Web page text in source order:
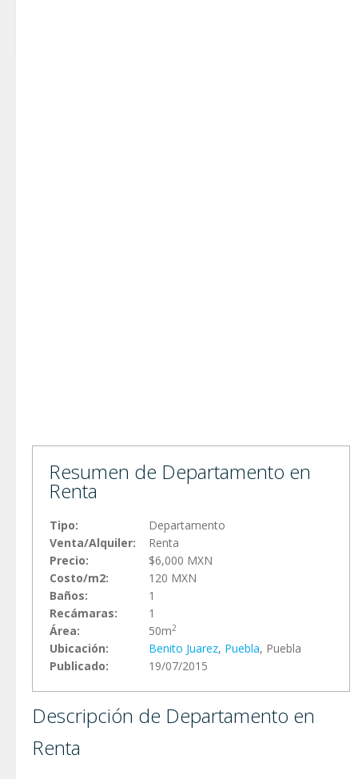
Resumen de Departamento en
Renta
Tipo:
Departamento
Venta/Alquiler:
Renta
Precio:
$6,000 MXN
Costo/m2:
120 MXN
Baños:
1
Recámaras:
1
Área:
50m2
Ubicación: Benito Juarez, Puebla, Puebla
Publicado:
19/07/2015
Descripción de Departamento en
Renta